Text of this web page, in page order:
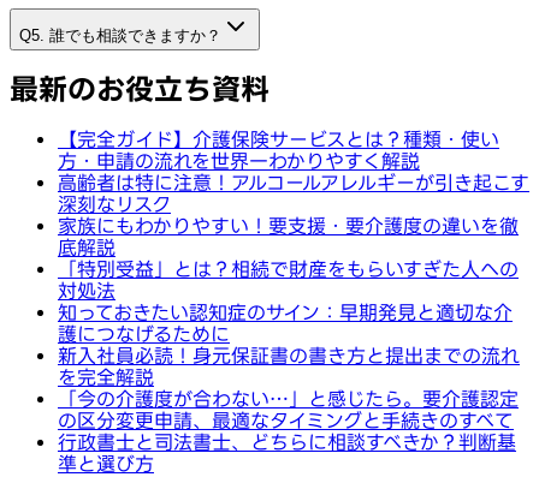
Q5. 誰でも相談できますか？
最新のお役立ち資料
【完全ガイド】介護保険サービスとは？種類・使い
方・申請の流れを世界一わかりやすく解説
高齢者は特に注意！アルコールアレルギーが引き起こす
深刻なリスク
家族にもわかりやすい！要支援・要介護度の違いを徹
底解説
「特別受益」とは？相続で財産をもらいすぎた人への
対処法
知っておきたい認知症のサイン：早期発見と適切な介
護につなげるために
新入社員必読！身元保証書の書き方と提出までの流れ
を完全解説
「今の介護度が合わない…」と感じたら。要介護認定
の区分変更申請、最適なタイミングと手続きのすべて
行政書士と司法書士、どちらに相談すべきか？判断基
準と選び方